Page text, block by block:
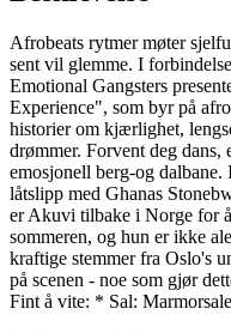
Afrobeats rytmer møter
sent vil glemme. I
Emotional Gangsters
Experience", som byr på
historier om kjærlighet,
drømmer. Forvent deg dans,
emosjonell berg-og
låtslipp med Ghanas
er Akuvi tilbake i Norge for
sommeren, og hun er ikke
kraftige stemmer fra Oslo's
på scenen - noe som gjør
Fint å vite: * Sal: